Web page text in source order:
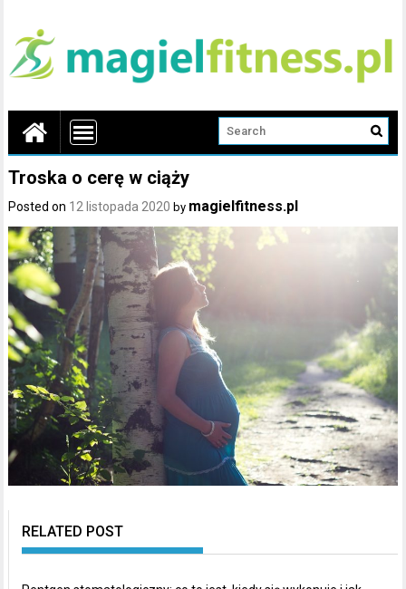
Troska o cerę w ciąży
Posted on 12 listopada 2020 by magielfitness.pl
RELATED POST